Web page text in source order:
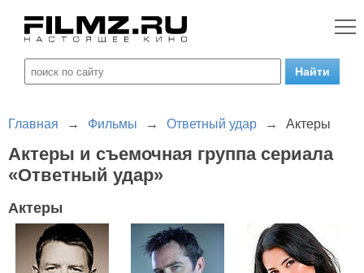
Главная → Фильмы → Ответный удар → Актеры
Актеры и съемочная группа сериала
«Ответный удар»
Актеры